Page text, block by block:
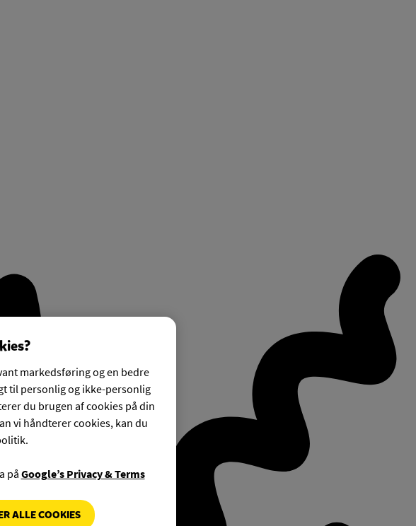
markedsføring og en bedre
til personlig og ikke-personlig
du brugen af cookies på din
vi håndterer cookies, kan du
påGoogle’s Privacy & Terms
ALLE COOKIES